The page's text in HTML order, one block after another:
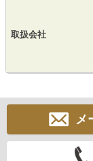
取扱会社
メ